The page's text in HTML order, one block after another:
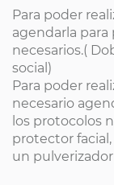
Para poder
agendarla
necesarios.(
social)
Para poder
necesario
los protocolos
protector
un